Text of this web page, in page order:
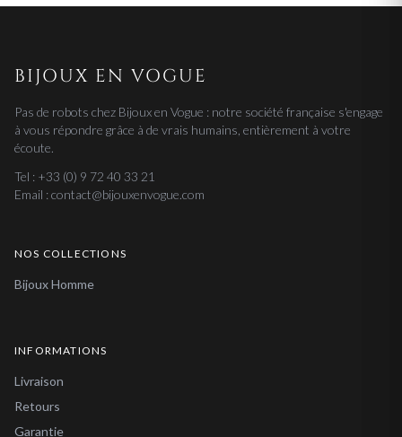
BIJOUX EN VOGUE
Pas de robots chez Bijoux en Vogue : notre société française s'engage
à vous répondre grâce à de vrais humains, entièrement à votre
écoute.
Tel : +33 (0) 9 72 40 33 21
Email : contact@bijouxenvogue.com
NOS COLLECTIONS
Bijoux Homme
INFORMATIONS
Livraison
Retours
Garantie